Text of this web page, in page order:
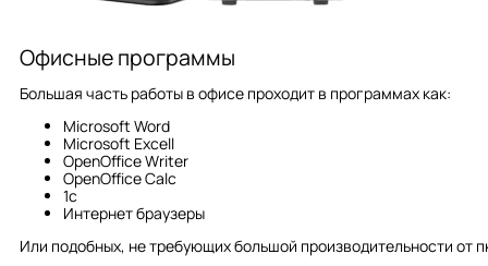
Офисные программы
Большая чаcть работы в офисе проходит в программах как:
Microsoft Word
Microsoft Excell
OpenOffice Writer
OpenOffice Calc
1c
Интернет браузеры
Или подобных, не требующих большой производительности от